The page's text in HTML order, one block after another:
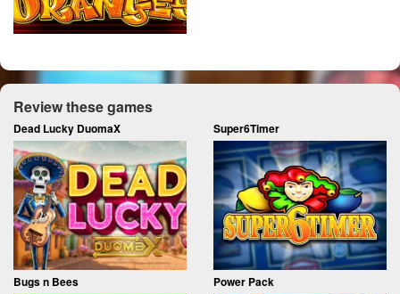
Review these games
Dead Lucky DuomaX Super6Timer
Bugs n Bees Power Pack